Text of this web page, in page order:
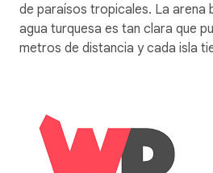
de paraísos tropicales. La arena
agua turquesa es tan clara que
metros de distancia y cada isla